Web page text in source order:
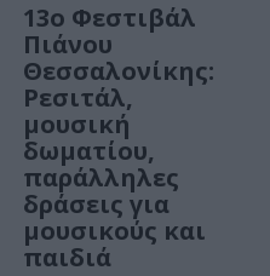
13ο Φεστιβάλ
Πιάνου
Θεσσαλονίκης:
Ρεσιτάλ,
μουσική
δωματίου,
παράλληλες
δράσεις για
μουσικούς και
παιδιά